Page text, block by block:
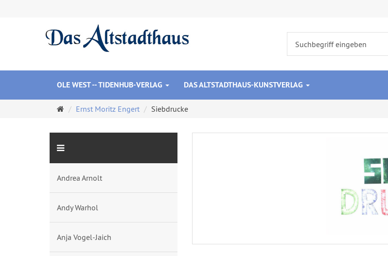
OLE WEST -- TIDENHUB-VERLAG DAS ALTSTADTHAUS-KUNSTVERLAG
Startseite
Ernst Moritz Engert Siebdrucke
Andrea Arnolt
Andy Warhol
Anja Vogel-Jaich